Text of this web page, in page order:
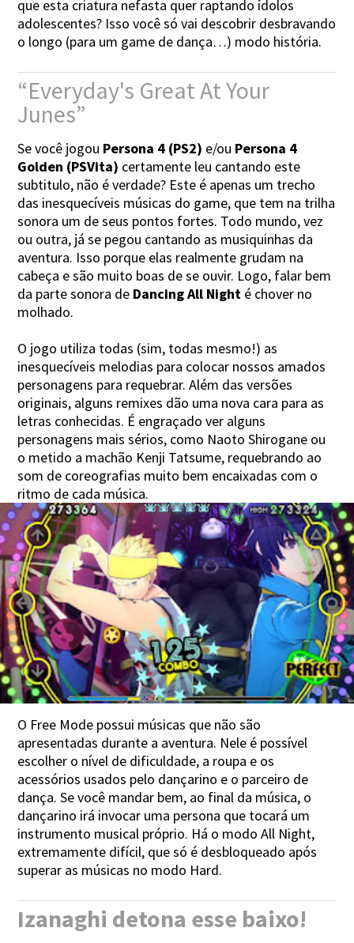
que esta criatura nefasta quer raptando ídolos
adolescentes? Isso você só vai descobrir desbravando
o longo (para um game de dança…) modo história.
“Everyday's Great At Your
Junes”
Se você jogou Persona 4 (PS2) e/ou Persona 4
Golden (PSVita) certamente leu cantando este
subtitulo, não é verdade? Este é apenas um trecho
das inesquecíveis músicas do game, que tem na trilha
sonora um de seus pontos fortes. Todo mundo, vez
ou outra, já se pegou cantando as musiquinhas da
aventura. Isso porque elas realmente grudam na
cabeça e são muito boas de se ouvir. Logo, falar bem
da parte sonora de Dancing All Night é chover no
molhado.
O jogo utiliza todas (sim, todas mesmo!) as
inesquecíveis melodias para colocar nossos amados
personagens para requebrar. Além das versões
originais, alguns remixes dão uma nova cara para as
letras conhecidas. É engraçado ver alguns
personagens mais sérios, como Naoto Shirogane ou
o metido a machão Kenji Tatsume, requebrando ao
som de coreografias muito bem encaixadas com o
ritmo de cada música.
O Free Mode possui músicas que não são
apresentadas durante a aventura. Nele é possível
escolher o nível de dificuldade, a roupa e os
acessórios usados pelo dançarino e o parceiro de
dança. Se você mandar bem, ao final da música, o
dançarino irá invocar uma persona que tocará um
instrumento musical próprio. Há o modo All Night,
extremamente difícil, que só é desbloqueado após
superar as músicas no modo Hard.
Izanaghi detona esse baixo!